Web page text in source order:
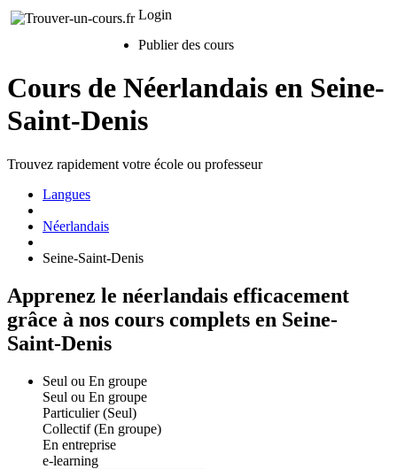
Login
Publier des cours
Cours de Néerlandais en Seine-
Saint-Denis
Trouvez rapidement votre école ou professeur
Langues
Néerlandais
Seine-Saint-Denis
Apprenez le néerlandais efficacement
grâce à nos cours complets en Seine-
Saint-Denis
Seul ou En groupe
Seul ou En groupe
Particulier (Seul)
Collectif (En groupe)
En entreprise
e-learning